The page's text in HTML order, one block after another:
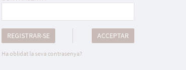
ACCEPTAR
REGISTRAR-SE
Ha oblidat la seva contrasenya?